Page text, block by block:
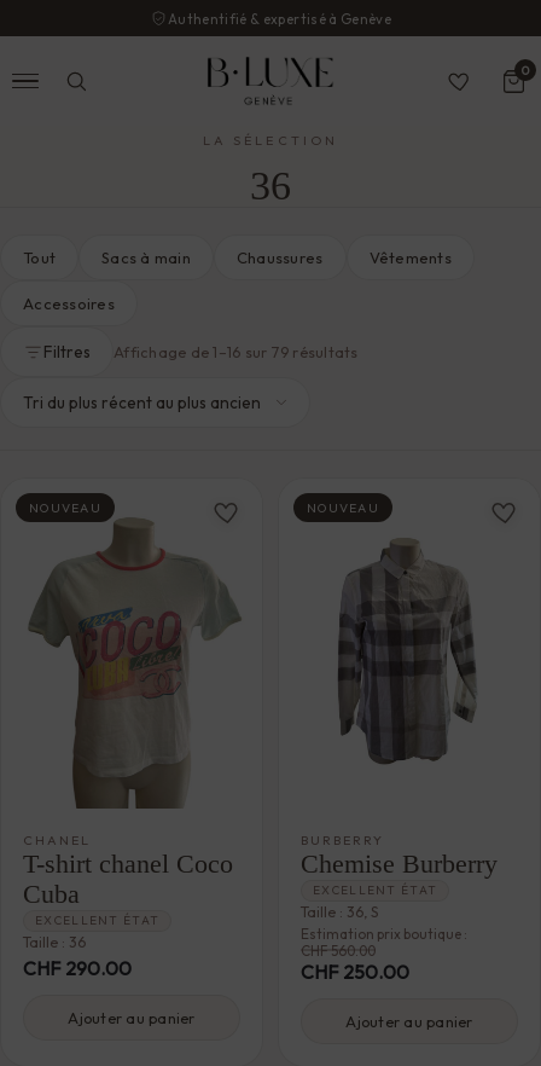
Authentifié & expertisé à Genève
0
LA SÉLECTION
36
Tout Sacs à main Chaussures Vêtements
Accessoires
Filtres Affichage de 1–16 sur 79 résultats
NOUVEAU
CHANEL
T-shirt chanel Coco
Cuba
EXCELLENT ÉTAT
Taille : 36
CHF 290.00
Ajouter au panier
NOUVEAU
BURBERRY
Chemise Burberry
EXCELLENT ÉTAT
Taille : 36, S
Estimation prix boutique :
CHF 560.00
CHF 250.00
Ajouter au panier